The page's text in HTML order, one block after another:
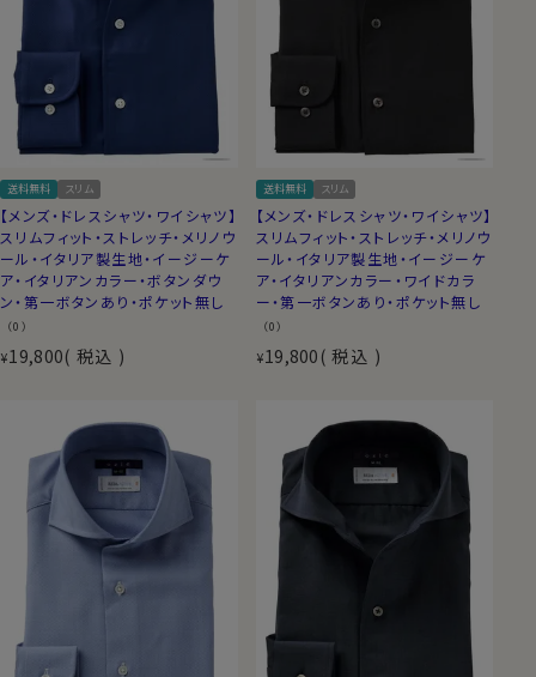
送料無料 スリム
【メンズ・ドレスシャツ・ワイシャツ】
スリムフィット・ストレッチ・メリノウ
ール・イタリア製生地・イージーケ
ア・イタリアンカラー・ボタンダウ
ン・第一ボタンあり・ポケット無し
（0）
¥19,800 税込
送料無料 スリム
【メンズ・ドレスシャツ・ワイシャツ】
スリムフィット・ストレッチ・メリノウ
ール・イタリア製生地・イージーケ
ア・イタリアンカラー・ワイドカラ
ー・第一ボタンあり・ポケット無し
（0）
¥19,800 税込